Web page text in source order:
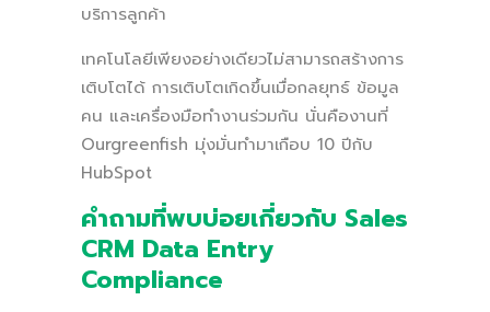
บริการลูกค้า
เทคโนโลยีเพียงอย่างเดียวไม่สามารถสร้างการ
เติบโตได้ การเติบโตเกิดขึ้นเมื่อกลยุทธ์ ข้อมูล
คน และเครื่องมือทำงานร่วมกัน นั่นคืองานที่
Ourgreenfish มุ่งมั่นทำมาเกือบ 10 ปีกับ
HubSpot
คำถามที่พบบ่อยเกี่ยวกับ Sales
CRM Data Entry
Compliance